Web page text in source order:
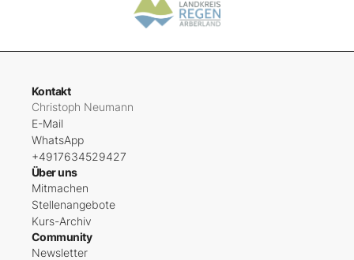
Kontakt
Christoph Neumann
E-Mail
WhatsApp
+4917634529427
Über uns
Mitmachen
Stellenangebote
Kurs-Archiv
Community
Newsletter